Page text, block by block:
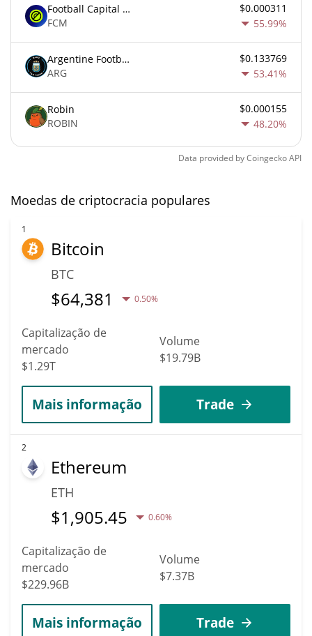
Football Capital Markets
FCM
$0.000311
55.99%
Argentine Football Association Fan Token
ARG
$0.133769
53.41%
Robin
ROBIN
$0.000155
48.20%
Data provided byCoingeckoAPI
Moedas de criptocracia populares
1
Bitcoin
BTC
$64,381 0.50%
Capitalização de
mercado
$1.29T
Volume
$19.79B
Mais informação Trade
2
Ethereum
ETH
$1,905.45 0.60%
Capitalização de
mercado
$229.96B
Volume
$7.37B
Mais informação Trade